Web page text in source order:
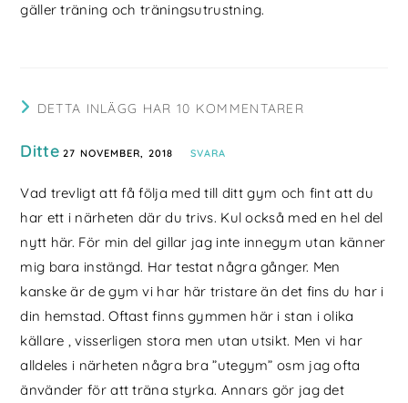
gäller träning och träningsutrustning.
DETTA INLÄGG HAR 10 KOMMENTARER
Ditte 27 NOVEMBER, 2018 SVARA
Vad trevligt att få följa med till ditt gym och fint att du
har ett i närheten där du trivs. Kul också med en hel del
nytt här. För min del gillar jag inte innegym utan känner
mig bara instängd. Har testat några gånger. Men
kanske är de gym vi har här tristare än det fins du har i
din hemstad. Oftast finns gymmen här i stan i olika
källare , visserligen stora men utan utsikt. Men vi har
alldeles i närheten några bra ”utegym” osm jag ofta
änvänder för att träna styrka. Annars gör jag det